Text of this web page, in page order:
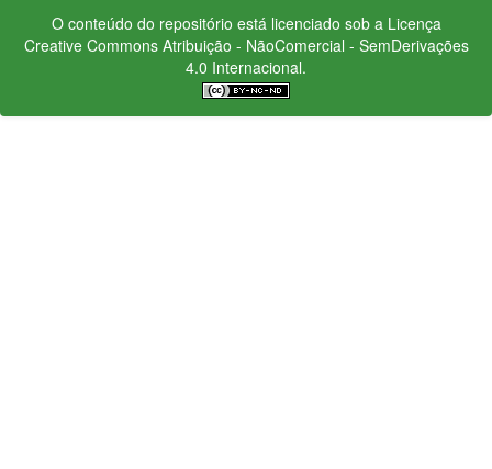
O conteúdo do repositório está licenciado sob a Licença
Creative CommonsAtribuição - NãoComercial - SemDerivações
4.0 Internacional.